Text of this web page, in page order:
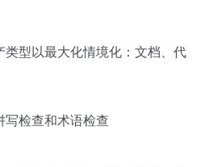
类型以最大化情境化：文档、代
写检查和术语检查